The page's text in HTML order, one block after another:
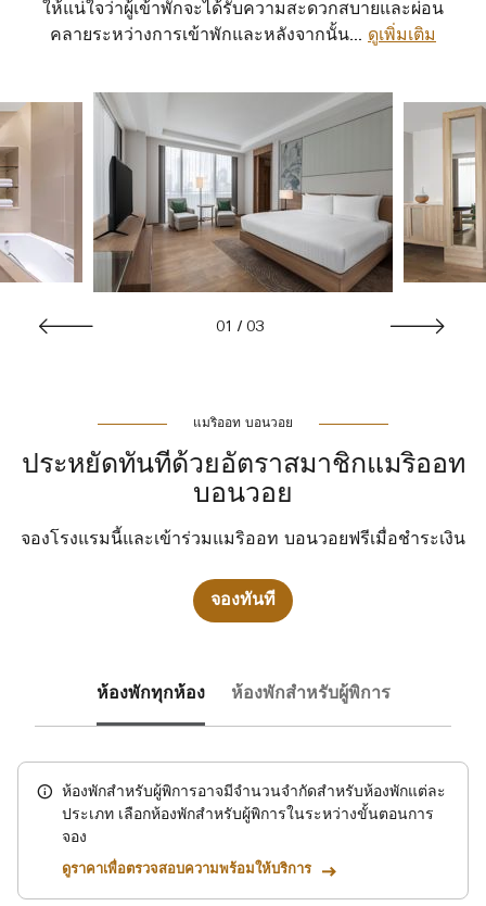
ให้แน่ใจว่าผู้เข้าพักจะได้รับความสะดวกสบายและผ่อน
คลายระหว่างการเข้าพักและหลังจากนั้น... ดูเพิ่มเติม
01 / 03
แมริออท บอนวอย
ประหยัดทันทีด้วยอัตราสมาชิกแมริออท
บอนวอย
จองโรงแรมนี้และเข้าร่วมแมริออท บอนวอยฟรีเมื่อชำระเงิน
จองทันที
ห้องพักทุกห้อง ห้องพักสำหรับผู้พิการ
ห้องพักสำหรับผู้พิการอาจมีจำนวนจำกัดสำหรับห้องพักแต่ละ
ประเภท เลือกห้องพักสำหรับผู้พิการในระหว่างขั้นตอนการ
จอง
ดูราคาเพื่อตรวจสอบความพร้อมให้บริการ